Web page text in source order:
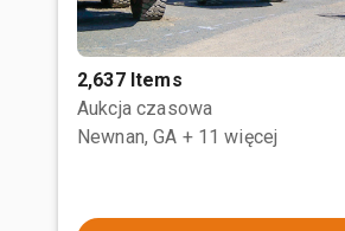
2,637 Items
Aukcja czasowa
Newnan, GA + 11 więcej